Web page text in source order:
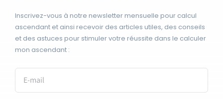
Inscrivez-vous à notre newsletter mensuelle pour calcul
ascendant et ainsi recevoir des articles utiles, des conseils
et des astuces pour stimuler votre réussite dans le calculer
mon ascendant :